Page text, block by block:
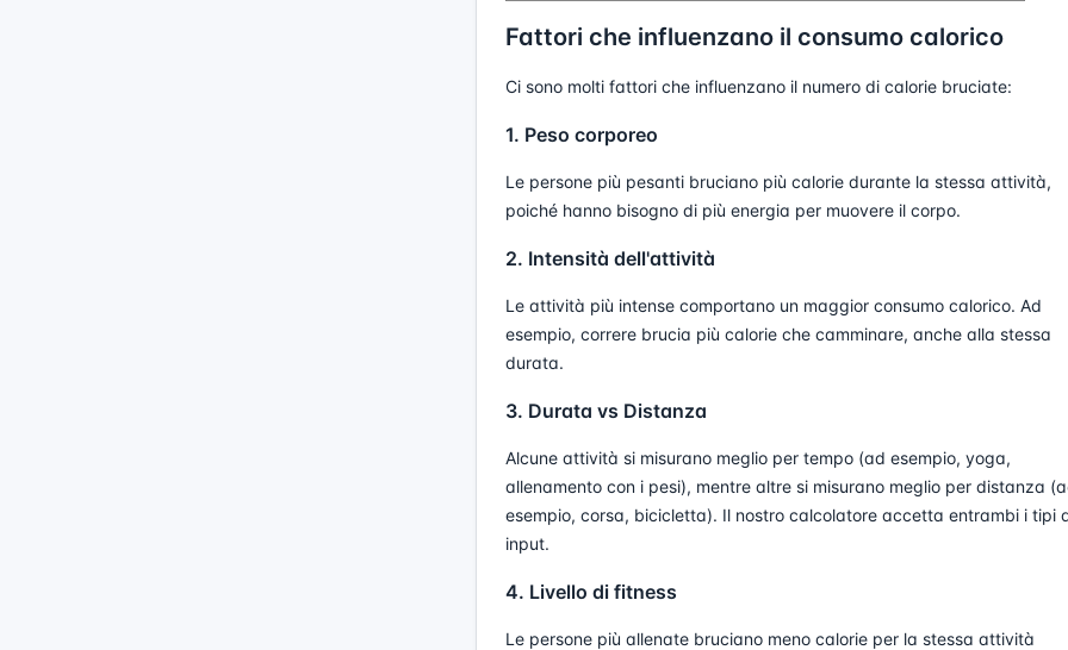
Fattori che influenzano il consumo calorico
Ci sono molti fattori che influenzano il numero di calorie bruciate:
1. Peso corporeo
Le persone più pesanti bruciano più calorie durante la stessa attività,
poiché hanno bisogno di più energia per muovere il corpo.
2. Intensità dell'attività
Le attività più intense comportano un maggior consumo calorico. Ad
esempio, correre brucia più calorie che camminare, anche alla stessa
durata.
3. Durata vs Distanza
Alcune attività si misurano meglio per tempo (ad esempio, yoga,
allenamento con i pesi), mentre altre si misurano meglio per distanza
esempio, corsa, bicicletta). Il nostro calcolatore accetta entrambi i tipi
input.
4. Livello di fitness
Le persone più allenate bruciano meno calorie per la stessa attività